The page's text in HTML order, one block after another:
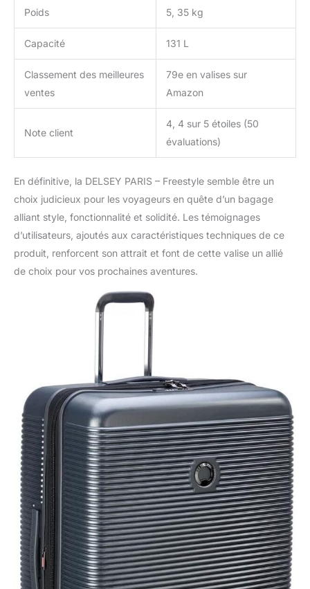
Poids 5, 35 kg
Capacité 131 L
Classement des meilleures
ventes
79e en valises sur
Amazon
Note client
4, 4 sur 5 étoiles (50
évaluations)
En définitive, la DELSEY PARIS – Freestyle semble être un
choix judicieux pour les voyageurs en quête d’un bagage
alliant style, fonctionnalité et solidité. Les témoignages
d’utilisateurs, ajoutés aux caractéristiques techniques de ce
produit, renforcent son attrait et font de cette valise un allié
de choix pour vos prochaines aventures.